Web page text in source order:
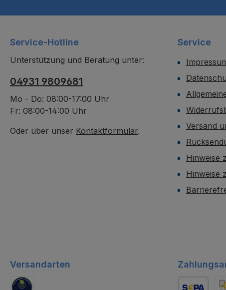
Service-Hotline
Unterstützung und Beratung unter:
04931 9809681
Mo - Do: 08:00-17:00 Uhr
Fr: 08:00-14:00 Uhr
Oder über unser Kontaktformular.
Service
Versand
Hinweise
Hinweise
Versandarten